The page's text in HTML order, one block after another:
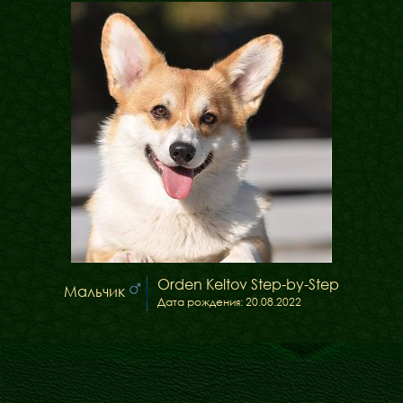
Мальчик Orden Keltov Step-by-Step
Дата рождения: 20.08.2022
ФАКТИ